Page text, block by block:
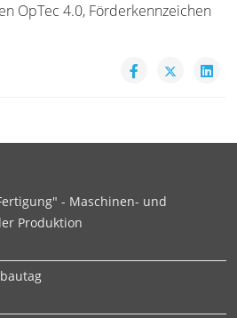
OpTec 4.0, Förderkennzeichen
- Maschinen- und
Produktion